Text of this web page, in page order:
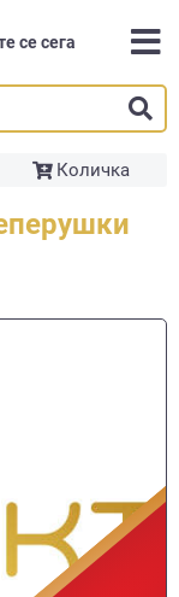
се сега
Количка